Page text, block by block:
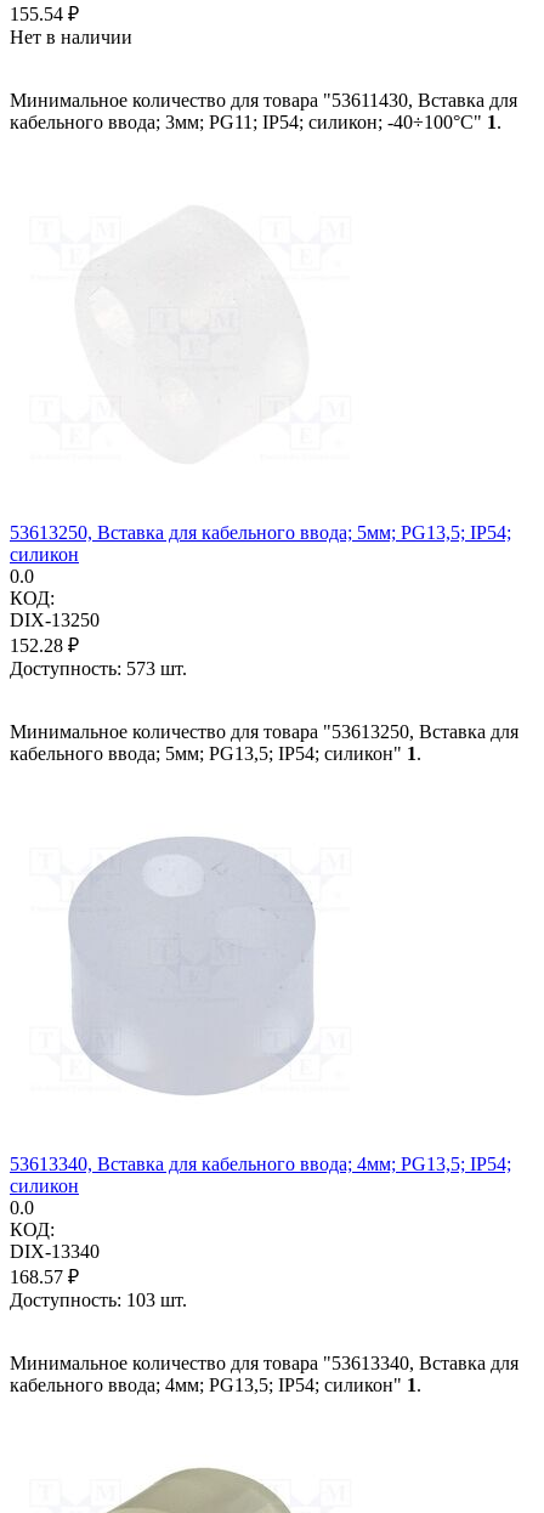
155.54 ₽
Нет в наличии
Минимальное количество для товара "53611430, Вставка для
кабельного ввода; 3мм; PG11; IP54; силикон; -40÷100°C" 1.
53613250, Вставка для кабельного ввода; 5мм; PG13,5; IP54;
силикон
0.0
КОД:
DIX-13250
152.28 ₽
Доступность: 573 шт.
Минимальное количество для товара "53613250, Вставка для
кабельного ввода; 5мм; PG13,5; IP54; силикон" 1.
53613340, Вставка для кабельного ввода; 4мм; PG13,5; IP54;
силикон
0.0
КОД:
DIX-13340
168.57 ₽
Доступность: 103 шт.
Минимальное количество для товара "53613340, Вставка для
кабельного ввода; 4мм; PG13,5; IP54; силикон" 1.